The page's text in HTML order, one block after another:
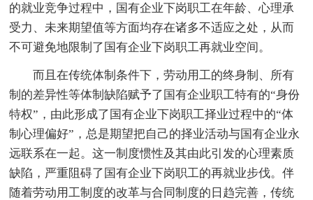
的就业竞争过程中，国有企业下岗职工在年龄、心理承
受力、未来期望值等方面均存在诸多不适应之处，从而
不可避免地限制了国有企业下岗职工再就业空间。
而且在传统体制条件下，劳动用工的终身制、所有
制的差异性等体制缺陷赋予了国有企业职工特有的“身份
特权”，由此形成了国有企业下岗职工择业过程中的“体
制心理偏好”，总是期望把自己的择业活动与国有企业永
远联系在一起。这一制度惯性及其由此引发的心理素质
缺陷，严重阻碍了国有企业下岗职工的再就业步伐。伴
随着劳动用工制度的改革与合同制度的日趋完善，传统